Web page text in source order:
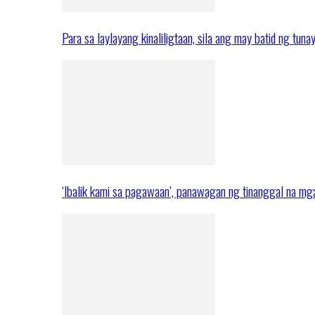
Para sa laylayang kinaliligtaan, sila ang may batid ng
‘Ibalik kami sa pagawaan’, panawagan ng tinanggal na